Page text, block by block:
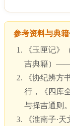
参考资料与典
《玉匣记》
吉典籍）——
《协纪辨方
行，《四库
与择吉通则。
《淮南子·